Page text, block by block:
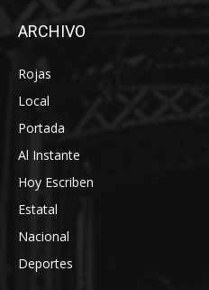
ARCHIVO
Rojas
Local
Portada
Al Instante
Hoy Escriben
Estatal
Nacional
Deportes